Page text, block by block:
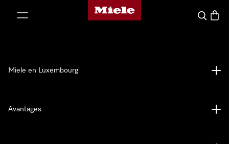
Page d'accueil de Miele
Panier
Miele en Luxembourg
Avantages